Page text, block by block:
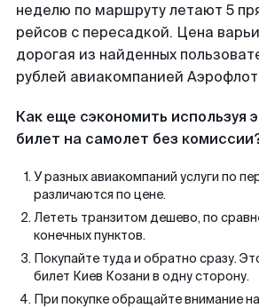
неделю по маршруту летают 5
рейсов с пересадкой. Цена
дорогая из найденных
рублей авиакомпанией
Как еще сэкономить используя
билет на самолет без
У разных авиакомпаний услуги по
различаются по цене.
Лететь транзитом дешево, по
конечных пунктов.
Покупайте туда и обратно сразу.
билет Киев Козани в одну сторону.
При покупке обращайте внимание